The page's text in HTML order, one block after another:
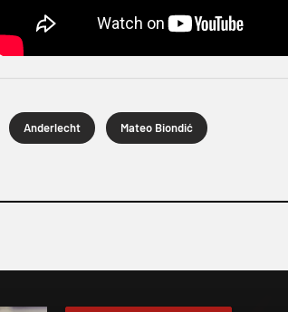
Anderlecht Mateo Biondić